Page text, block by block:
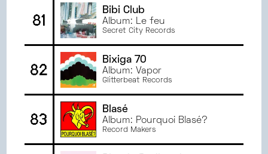
81
Bibi Club
Album: Le feu
Secret City Records
82
Bixiga 70
Album: Vapor
Glitterbeat Records
83
Blasé
Album: Pourquoi Blasé?
Record Makers